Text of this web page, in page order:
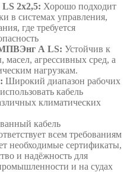
2х2,5: Хорошо подходит
в системах управления,
где требуется
А LS: Устойчив к
агрессивных сред, а
нагрузкам.
Широкий диапазон рабочих
кабель
климатических
кабель
всем требованиям
необходимые сертификаты,
и надёжность для
и на судах